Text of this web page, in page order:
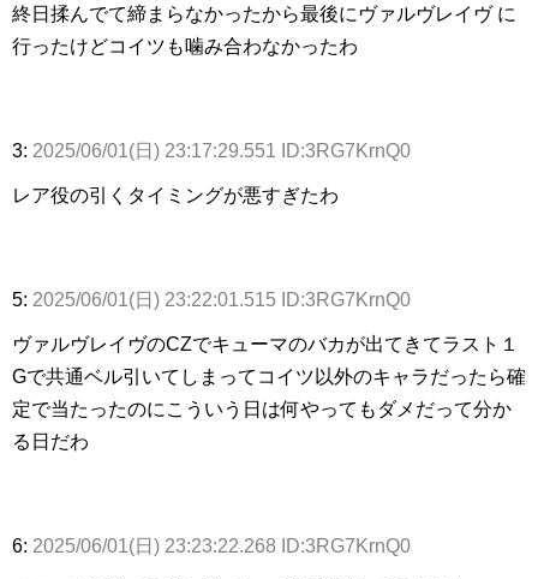
終日揉んでて締まらなかったから最後にヴァルヴレイヴ に
行ったけどコイツも噛み合わなかったわ
3: 2025/06/01(日) 23:17:29.551 ID:3RG7KrnQ0
レア役の引くタイミングが悪すぎたわ
5: 2025/06/01(日) 23:22:01.515 ID:3RG7KrnQ0
ヴァルヴレイヴのCZでキューマのバカが出てきてラスト１
Gで共通ベル引いてしまってコイツ以外のキャラだったら確
定で当たったのにこういう日は何やってもダメだって分か
る日だわ
6: 2025/06/01(日) 23:23:22.268 ID:3RG7KrnQ0